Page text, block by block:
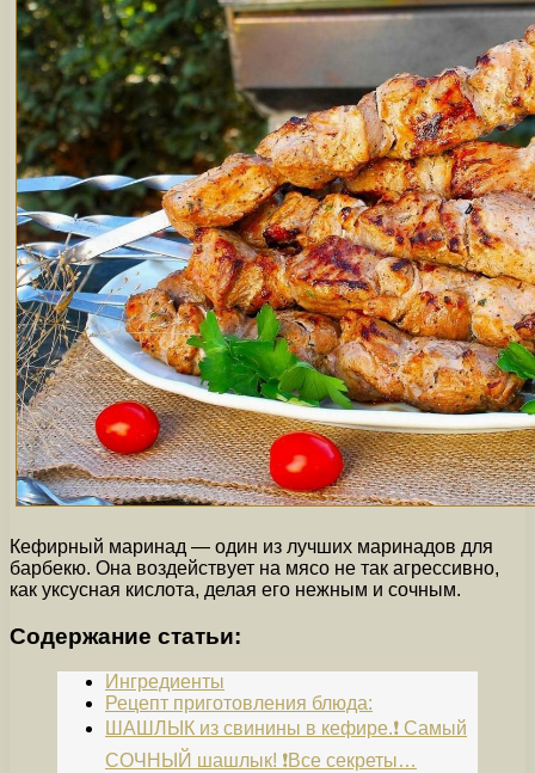
Кефирный маринад — один из лучших маринадов для
барбекю. Она воздействует на мясо не так агрессивно,
как уксусная кислота, делая его нежным и сочным.
Содержание статьи:
Ингредиенты
Рецепт приготовления блюда:
ШАШЛЫК из свинины в кефире.❗️ Самый
СОЧНЫЙ шашлык! ❗️Все секреты…